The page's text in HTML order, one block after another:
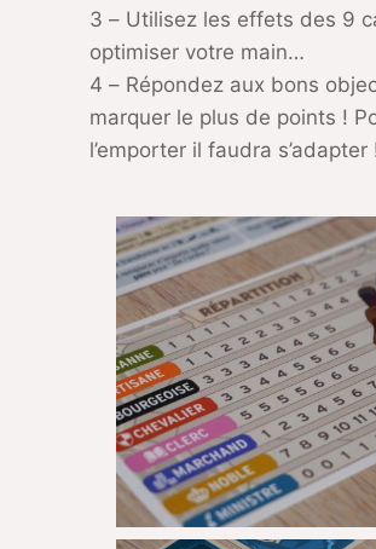
3 – Utilisez les effets des 9
optimiser votre main…
4 – Répondez aux bons
marquer le plus de points !
l’emporter il faudra s’adapter